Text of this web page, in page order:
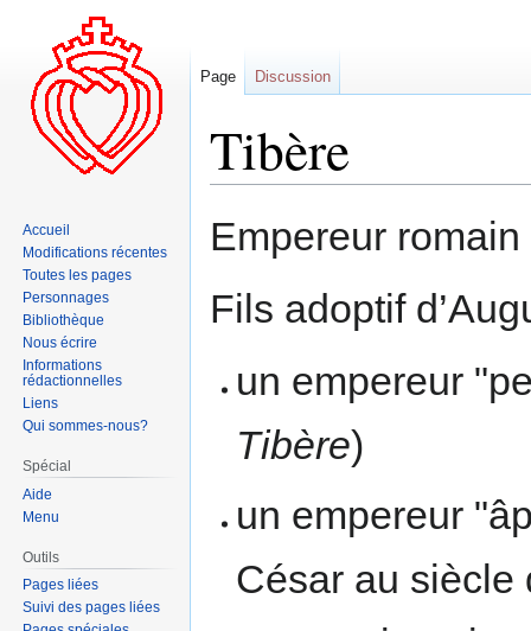
Tibère
à
navigation
à
recherche
Empereur
Fils adoptif
un empereur
Tibère)
un empereur
César au siècle
Page Discussion
Accueil
Modifications récentes
Toutes les pages
Personnages
Bibliothèque
Nous écrire
Informations
rédactionnelles
Liens
Qui sommes-nous?
Spécial
Aide
Menu
Outils
Pages liées
Suivi des pages liées